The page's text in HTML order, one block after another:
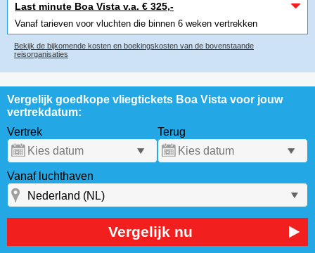
Last minute Boa Vista v.a. € 325,-
Vanaf tarieven voor vluchten die binnen 6 weken vertrekken
Bekijk de bijkomende kosten en boekingskosten van de bovenstaande
reisorganisaties
Vergelijk goedkope vliegtickets Boa Vista voor jouw
vertrekdatum:
Vertrek
Terug
Vanaf luchthaven
Vergelijk nu